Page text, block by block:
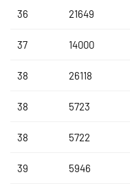
36 21649
37 14000
38 26118
38 5723
38 5722
39 5946